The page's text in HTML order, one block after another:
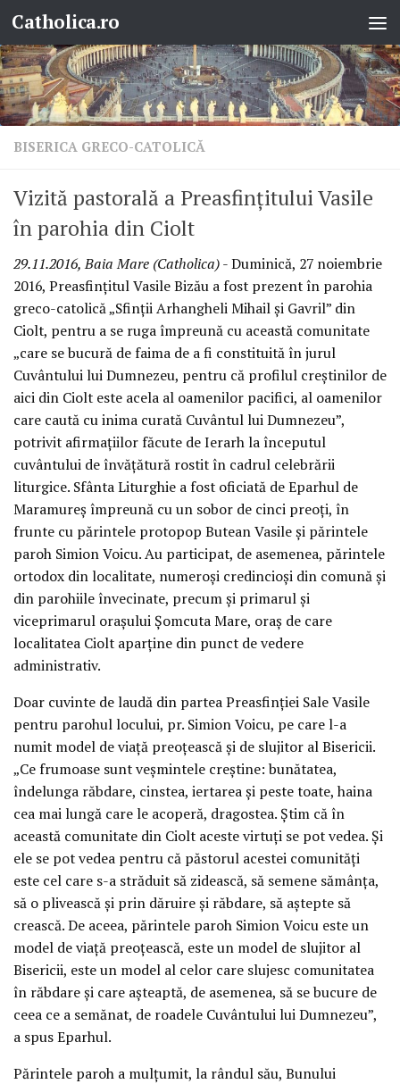
Skip to content
Catholica.ro
BISERICA GRECO-CATOLICĂ
Vizită pastorală a Preasfințitului Vasile
în parohia din Ciolt
29.11.2016, Baia Mare (Catholica)- Duminică, 27 noiembrie
2016, Preasfințitul Vasile Bizău a fost prezent în parohia
greco-catolică „Sfinții Arhangheli Mihail și Gavril” din
Ciolt, pentru a se ruga împreună cu această comunitate
„care se bucură de faima de a fi constituită în jurul
Cuvântului lui Dumnezeu, pentru că profilul creștinilor de
aici din Ciolt este acela al oamenilor pacifici, al oamenilor
care caută cu inima curată Cuvântul lui Dumnezeu”,
potrivit afirmațiilor făcute de Ierarh la începutul
cuvântului de învățătură rostit în cadrul celebrării
liturgice. Sfânta Liturghie a fost oficiată de Eparhul de
Maramureș împreună cu un sobor de cinci preoți, în
frunte cu părintele protopop Butean Vasile și părintele
paroh Simion Voicu. Au participat, de asemenea, părintele
ortodox din localitate, numeroși credincioși din comună și
din parohiile învecinate, precum și primarul și
viceprimarul orașului Șomcuta Mare, oraș de care
localitatea Ciolt aparține din punct de vedere
administrativ.
Doar cuvinte de laudă din partea Preasfinției Sale Vasile
pentru parohul locului, pr. Simion Voicu, pe care l-a
numit model de viață preoțească și de slujitor al Bisericii.
„Ce frumoase sunt veșmintele creștine: bunătatea,
îndelunga răbdare, cinstea, iertarea și peste toate, haina
cea mai lungă care le acoperă, dragostea. Știm că în
această comunitate din Ciolt aceste virtuți se pot vedea. Și
ele se pot vedea pentru că păstorul acestei comunități
este cel care s-a străduit să zidească, să semene sămânța,
să o plivească și prin dăruire și răbdare, să aștepte să
crească. De aceea, părintele paroh Simion Voicu este un
model de viață preoțească, este un model de slujitor al
Bisericii, este un model al celor care slujesc comunitatea
în răbdare și care așteaptă, de asemenea, să se bucure de
ceea ce a semănat, de roadele Cuvântului lui Dumnezeu”,
a spus Eparhul.
Părintele paroh a mulțumit, la rândul său, Bunului